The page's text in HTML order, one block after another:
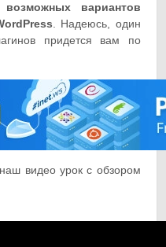
вариантов
. Надеюсь, один
придется вам по
видео урок с обзором